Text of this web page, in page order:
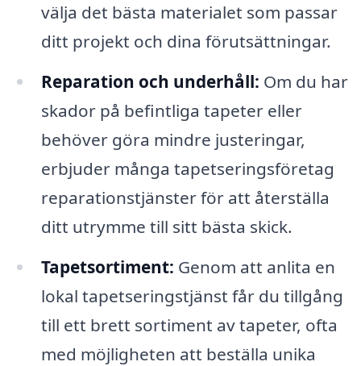
välja det bästa materialet som passar
ditt projekt och dina förutsättningar.
Reparation och underhåll: Om du har
skador på befintliga tapeter eller
behöver göra mindre justeringar,
erbjuder många tapetseringsföretag
reparationstjänster för att återställa
ditt utrymme till sitt bästa skick.
Tapetsortiment: Genom att anlita en
lokal tapetseringstjänst får du tillgång
till ett brett sortiment av tapeter, ofta
med möjligheten att beställa unika